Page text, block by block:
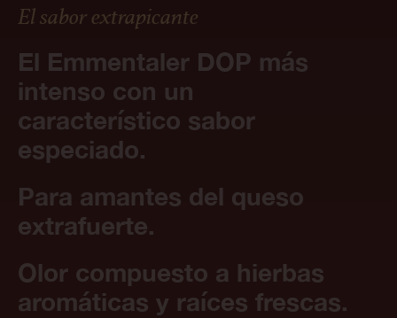
El sabor extrapicante
El Emmentaler DOP más
intenso con un
característico sabor
especiado.
Para amantes del queso
extrafuerte.
Olor compuesto a hierbas
aromáticas y raíces frescas.